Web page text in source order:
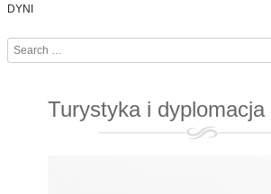
Post navigation
DYNI
Search
Turystyka i dyplomacja